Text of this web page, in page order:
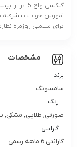
گلکسی
برای سلامتی روزمره
مشخصات
برند
سامسونگ
رنگ
صورتی, طلایی, مشکی,
گارانتی
گارانتی 6 ماهه رسمی